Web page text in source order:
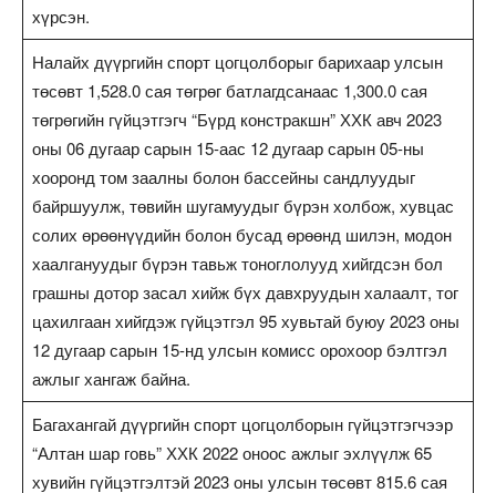
хүрсэн.
Налайх дүүргийн спорт цогцолборыг барихаар улсын
төсөвт 1,528.0 сая төгрөг батлагдсанаас 1,300.0 сая
төгрөгийн гүйцэтгэгч “Бүрд констракшн” ХХК авч 2023
оны 06 дугаар сарын 15-аас 12 дугаар сарын 05-ны
хооронд том заалны болон бассейны сандлуудыг
байршуулж, төвийн шугамуудыг бүрэн холбож, хувцас
солих өрөөнүүдийн болон бусад өрөөнд шилэн, модон
хаалгануудыг бүрэн тавьж тоноглолууд хийгдсэн бол
грашны дотор засал хийж бүх давхруудын халаалт, тог
цахилгаан хийгдэж гүйцэтгэл 95 хувьтай буюу 2023 оны
12 дугаар сарын 15-нд улсын комисс орохоор бэлтгэл
ажлыг хангаж байна.
Багахангай дүүргийн спорт цогцолборын гүйцэтгэгчээр
“Алтан шар говь” ХХК 2022 оноос ажлыг эхлүүлж 65
хувийн гүйцэтгэлтэй 2023 оны улсын төсөвт 815.6 сая